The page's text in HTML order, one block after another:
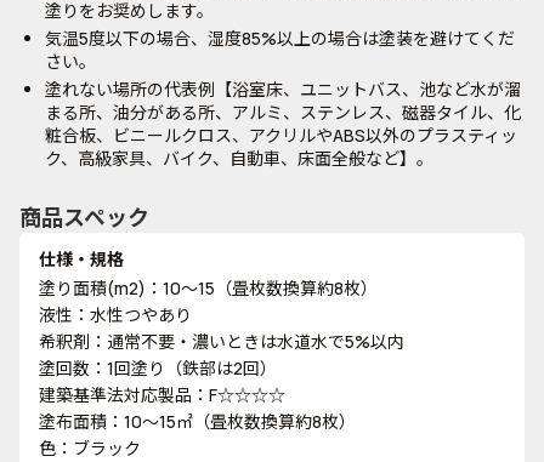
塗りをお奨めします。
気温5度以下の場合、湿度85%以上の場合は塗装を避けてくだ
さい。
塗れない場所の代表例【浴室床、ユニットバス、池など水が溜
まる所、油分がある所、アルミ、ステンレス、磁器タイル、化
粧合板、ビニールクロス、アクリルやABS以外のプラスティッ
ク、高級家具、バイク、自動車、床面全般など】。
商品スペック
仕様・規格
塗り面積(m2)：10～15（畳枚数換算約8枚）
液性：水性つやあり
希釈剤：通常不要・濃いときは水道水で5%以内
塗回数：1回塗り（鉄部は2回）
建築基準法対応製品：F☆☆☆☆
塗布面積：10～15㎡（畳枚数換算約8枚）
色：ブラック